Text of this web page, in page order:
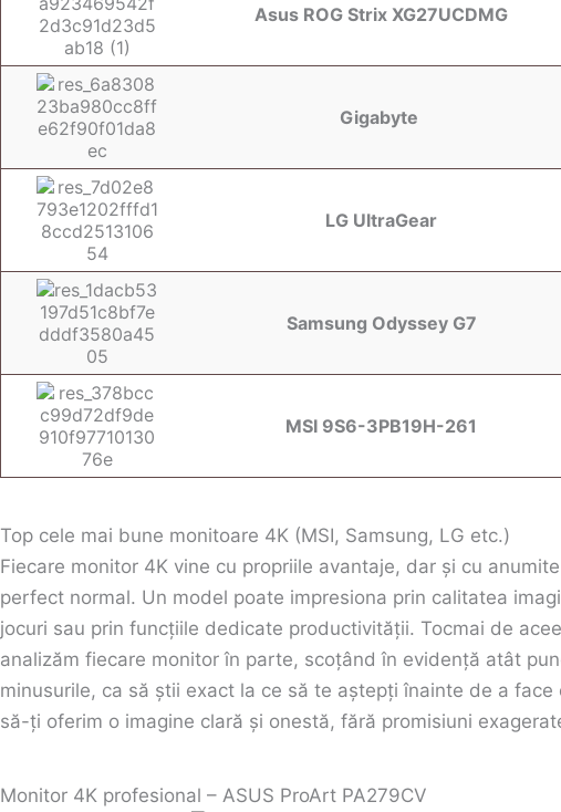
Asus ROG Strix XG27UCDMG
Gigabyte
LG UltraGear
Samsung Odyssey G7
MSI 9S6-3PB19H-261
Top cele mai bune monitoare 4K (MSI, Samsung, LG etc.)
Fiecare monitor 4K vine cu propriile avantaje, dar și cu
perfect normal. Un model poate impresiona prin calitatea
jocuri sau prin funcțiile dedicate productivității. Tocmai de
analizăm fiecare monitor în parte, scoțând în evidență atât
minusurile, ca să știi exact la ce să te aștepți înainte de a face
să-ți oferim o imagine clară și onestă, fără promisiuni
Monitor 4K profesional – ASUS ProArt PA279CV